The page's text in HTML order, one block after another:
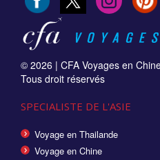
© 2026 | CFA Voyages en
Tous droit réservés
SPECIALISTE DE L'ASIE
Voyage en Thailande
Voyage en Chine